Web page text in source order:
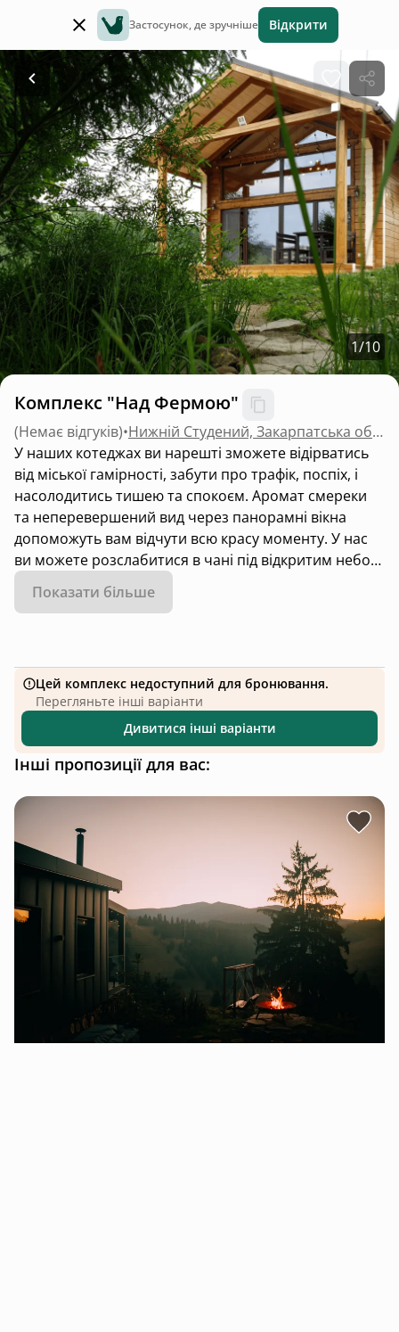
Застосунок, де зручніше Відкрити
1/10
Комплекс "Над Фермою"
(Немає відгуків)•
Нижній Студений, Закарпатська область
У наших котеджах ви нарешті зможете відірватись
від міської гамірності, забути про трафік, поспіх, і
насолодитись тишею та спокоєм. Аромат смереки
та неперевершений вид через панорамні вікна
допоможуть вам відчути всю красу моменту. У нас
ви можете розслабитися в чані під відкритим небом,
насолоджуючись величезними пейзажами.
Унікальність наших котеджів полягає в тому, що
поєднаним із природою, навіть перебуваючи
всередині будинку.
Показати більше
Цей комплекс недоступний для бронювання.
Перегляньте інші варіанти
Дивитися інші варіанти
Інші пропозиції для вас: